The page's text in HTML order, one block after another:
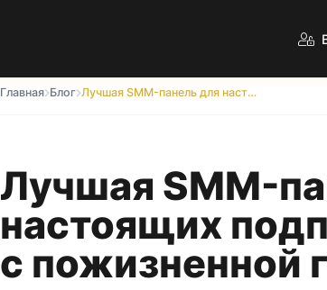
Главная Блог Лучшая SMM-панель для настоящих подписчиков в Instagram с пожизненной гарантией
Лучшая SMM-
настоящих
с пожизненной